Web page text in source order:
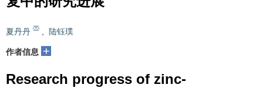
夏丹丹 陆钰璞
作者信息 +
Research progress of zinc-